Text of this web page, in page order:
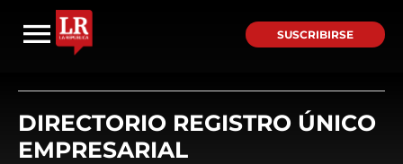
SUSCRIBIRSE
DIRECTORIO REGISTRO ÚNICO
EMPRESARIAL